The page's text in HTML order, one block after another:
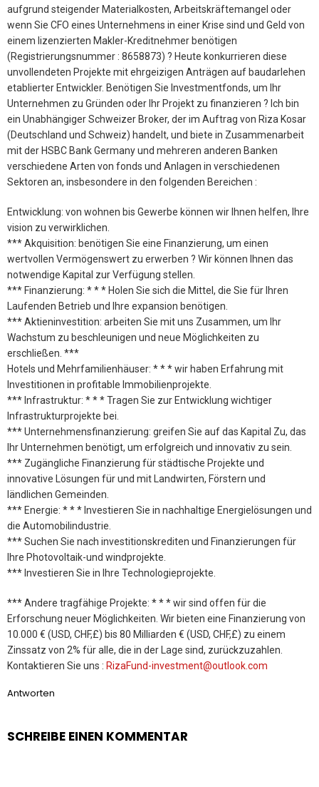
aufgrund steigender Materialkosten, Arbeitskräftemangel oder
wenn Sie CFO eines Unternehmens in einer Krise sind und Geld von
einem lizenzierten Makler-Kreditnehmer benötigen
(Registrierungsnummer : 8658873) ? Heute konkurrieren diese
unvollendeten Projekte mit ehrgeizigen Anträgen auf baudarlehen
etablierter Entwickler. Benötigen Sie Investmentfonds, um Ihr
Unternehmen zu Gründen oder Ihr Projekt zu finanzieren ? Ich bin
ein Unabhängiger Schweizer Broker, der im Auftrag von Riza Kosar
(Deutschland und Schweiz) handelt, und biete in Zusammenarbeit
mit der HSBC Bank Germany und mehreren anderen Banken
verschiedene Arten von fonds und Anlagen in verschiedenen
Sektoren an, insbesondere in den folgenden Bereichen :
Entwicklung: von wohnen bis Gewerbe können wir Ihnen helfen, Ihre
vision zu verwirklichen.
*** Akquisition: benötigen Sie eine Finanzierung, um einen
wertvollen Vermögenswert zu erwerben ? Wir können Ihnen das
notwendige Kapital zur Verfügung stellen.
*** Finanzierung: * * * Holen Sie sich die Mittel, die Sie für Ihren
Laufenden Betrieb und Ihre expansion benötigen.
*** Aktieninvestition: arbeiten Sie mit uns Zusammen, um Ihr
Wachstum zu beschleunigen und neue Möglichkeiten zu
erschließen. ***
Hotels und Mehrfamilienhäuser: * * * wir haben Erfahrung mit
Investitionen in profitable Immobilienprojekte.
*** Infrastruktur: * * * Tragen Sie zur Entwicklung wichtiger
Infrastrukturprojekte bei.
*** Unternehmensfinanzierung: greifen Sie auf das Kapital Zu, das
Ihr Unternehmen benötigt, um erfolgreich und innovativ zu sein.
*** Zugängliche Finanzierung für städtische Projekte und
innovative Lösungen für und mit Landwirten, Förstern und
ländlichen Gemeinden.
*** Energie: * * * Investieren Sie in nachhaltige Energielösungen und
die Automobilindustrie.
*** Suchen Sie nach investitionskrediten und Finanzierungen für
Ihre Photovoltaik-und windprojekte.
*** Investieren Sie in Ihre Technologieprojekte.
*** Andere tragfähige Projekte: * * * wir sind offen für die
Erforschung neuer Möglichkeiten. Wir bieten eine Finanzierung von
10.000 € (USD, CHF,£) bis 80 Milliarden € (USD, CHF,£) zu einem
Zinssatz von 2% für alle, die in der Lage sind, zurückzuzahlen.
Kontaktieren Sie uns : RizaFund-investment@outlook.com
Antworten
SCHREIBE EINEN KOMMENTAR